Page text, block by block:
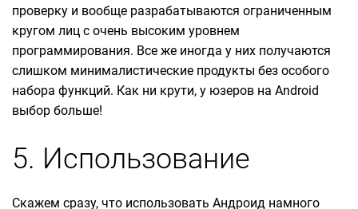
проверку и вообще разрабатываются ограниченным
кругом лиц с очень высоким уровнем
программирования. Все же иногда у них получаются
слишком минималистические продукты без особого
набора функций. Как ни крути, у юзеров на Android
выбор больше!
5. Использование
Скажем сразу, что использовать Андроид намного